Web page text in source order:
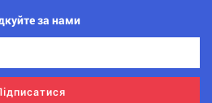
за нами